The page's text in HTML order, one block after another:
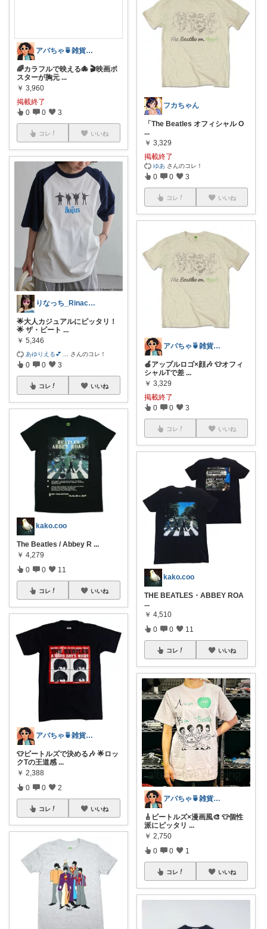
アバちゃ🍵雑貨！洋楽！映画！
🌈カラフルで映える🐙 🎬映画ポ
スターが胸元 ...
￥ 3,960
掲載終了
0 0 3
コレ いいね
りなっち_Rinacchi
🌟大人カジュアルにピッタリ！
🌟 ザ・ビート ...
￥ 5,346
あゆりえる💕 さんのコレ！
0 0 3
コレ いいね
kako.coo
The Beatles / Abbey R ...
￥ 4,279
0 0 11
コレ いいね
アバちゃ🍵雑貨！洋楽！映画！
👕ビートルズで決める🎶 🌟ロッ
クTの王道感 ...
￥ 2,388
0 0 2
コレ いいね
フカちゃん
「The Beatles オフィシャル O
...
￥ 3,329
掲載終了
ゆあ さんのコレ！
0 0 3
コレ いいね
アバちゃ🍵雑貨！洋楽！映画！
🍎アップルロゴ×顔🎶 👕オフィ
シャルTで差 ...
￥ 3,329
掲載終了
0 0 3
コレ いいね
kako.coo
THE BEATLES・ABBEY ROA
...
￥ 4,510
0 0 11
コレ いいね
アバちゃ🍵雑貨！洋楽！映画！
🎸ビートルズ×漫画風🎨 👕個性
派にピッタリ ...
￥ 2,750
0 0 1
コレ いいね